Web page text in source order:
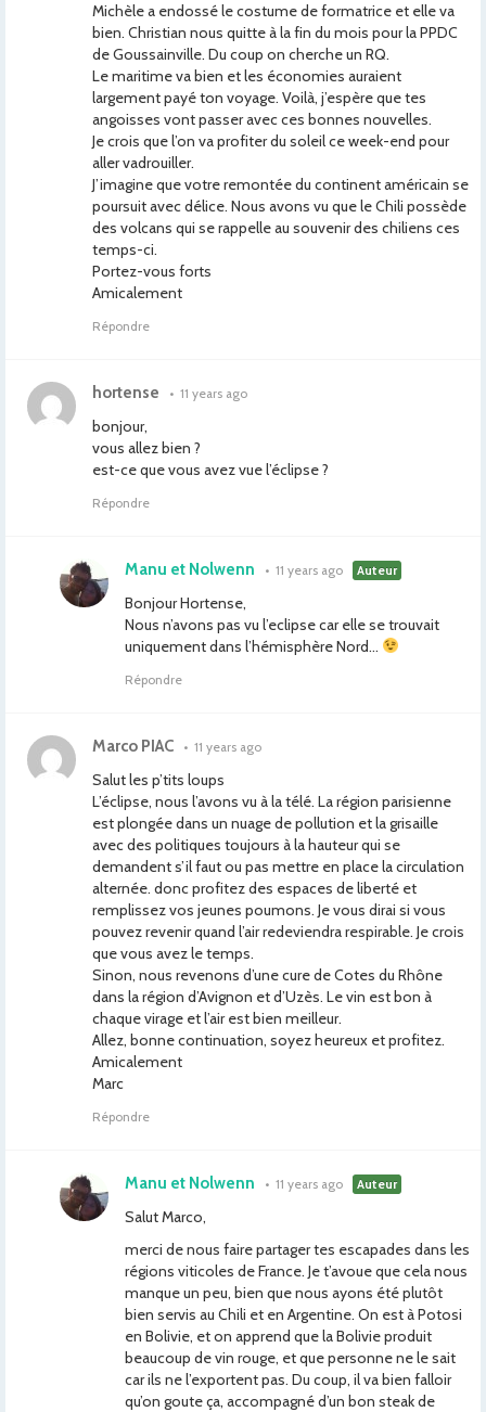
Michèle a endossé le costume de formatrice et elle va
bien. Christian nous quitte à la fin du mois pour la PPDC
de Goussainville. Du coup on cherche un RQ.
Le maritime va bien et les économies auraient
largement payé ton voyage. Voilà, j’espère que tes
angoisses vont passer avec ces bonnes nouvelles.
Je crois que l’on va profiter du soleil ce week-end pour
aller vadrouiller.
J’imagine que votre remontée du continent américain se
poursuit avec délice. Nous avons vu que le Chili possède
des volcans qui se rappelle au souvenir des chiliens ces
temps-ci.
Portez-vous forts
Amicalement
Répondre
hortense • 11 years ago
bonjour,
vous allez bien ?
est-ce que vous avez vue l’éclipse ?
Répondre
Manu et Nolwenn • 11 years ago Auteur
Bonjour Hortense,
Nous n’avons pas vu l’eclipse car elle se trouvait
uniquement dans l’hémisphère Nord…
Répondre
Marco PIAC • 11 years ago
Salut les p’tits loups
L’éclipse, nous l’avons vu à la télé. La région parisienne
est plongée dans un nuage de pollution et la grisaille
avec des politiques toujours à la hauteur qui se
demandent s’il faut ou pas mettre en place la circulation
alternée. donc profitez des espaces de liberté et
remplissez vos jeunes poumons. Je vous dirai si vous
pouvez revenir quand l’air redeviendra respirable. Je crois
que vous avez le temps.
Sinon, nous revenons d’une cure de Cotes du Rhône
dans la région d’Avignon et d’Uzès. Le vin est bon à
chaque virage et l’air est bien meilleur.
Allez, bonne continuation, soyez heureux et profitez.
Amicalement
Marc
Répondre
Manu et Nolwenn • 11 years ago Auteur
Salut Marco,
merci de nous faire partager tes escapades dans les
régions viticoles de France. Je t’avoue que cela nous
manque un peu, bien que nous ayons été plutôt
bien servis au Chili et en Argentine. On est à Potosi
en Bolivie, et on apprend que la Bolivie produit
beaucoup de vin rouge, et que personne ne le sait
car ils ne l’exportent pas. Du coup, il va bien falloir
qu’on goute ça, accompagné d’un bon steak de